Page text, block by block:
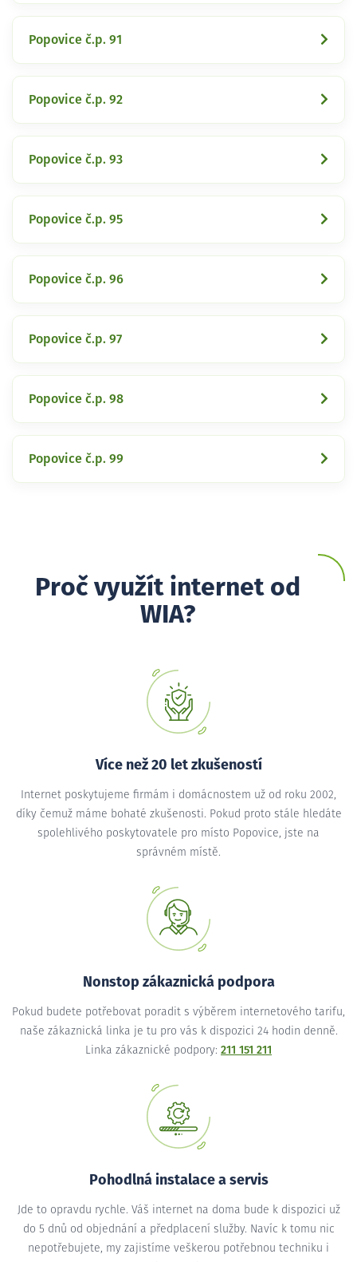
Popovice č.p. 91
Popovice č.p. 92
Popovice č.p. 93
Popovice č.p. 95
Popovice č.p. 96
Popovice č.p. 97
Popovice č.p. 98
Popovice č.p. 99
Proč využít internet od
WIA?
Více než 20 let zkušeností
Internet poskytujeme firmám i domácnostem už od roku 2002,
díky čemuž máme bohaté zkušenosti. Pokud proto stále hledáte
spolehlivého poskytovatele pro místo Popovice, jste na
správném místě.
Nonstop zákaznická podpora
Pokud budete potřebovat poradit s výběrem internetového tarifu,
naše zákaznická linka je tu pro vás k dispozici 24 hodin denně.
Linka zákaznické podpory: 211 151 211
Pohodlná instalace a servis
Jde to opravdu rychle. Váš internet na doma bude k dispozici už
do 5 dnů od objednání a předplacení služby. Navíc k tomu nic
nepotřebujete, my zajistíme veškerou potřebnou techniku i